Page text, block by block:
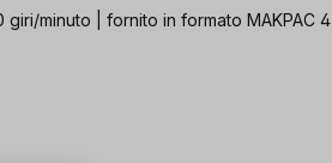
minuto | fornito in formato MAKPAC 4